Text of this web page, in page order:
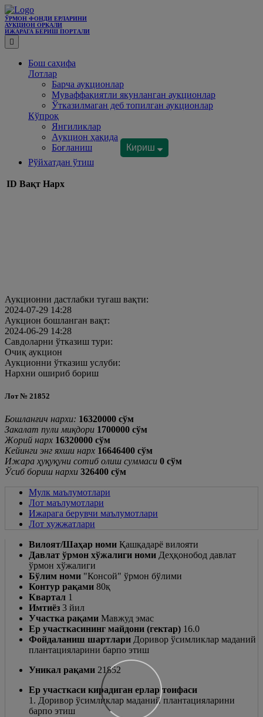
ЎРМОН ФОНДИ ЕРЛАРИНИ
АУКЦИОН ОРҚАЛИ
ИЖАРАГА БEРИШ ПОРТАЛИ
Бош саҳифа
Лотлар
Барча аукционлар
Муваффақиятли якунланган аукционлар
Ўтказилмаган деб топилган аукционлар
Кўпроқ
Янгиликлар
Аукцион ҳақида
Боғланиш
Кириш
Рўйхатдан ўтиш
ID Вақт Нарх
Аукционни дастлабки тугаш вақти:
2024-07-29 14:28
Аукцион бошланган вақт:
2024-06-29 14:28
Савдоларни ўтказиш тури:
Очиқ аукцион
Аукционни ўтказиш услуби:
Нархни ошириб бориш
Лот № 21852
Бошланғич нархи: 16320000 cўм
Закалат пули миқдори 1700000 cўм
Жорий нарх 16320000 cўм
Кейинги энг яхши нарх 16646400 cўм
Ижара ҳуқуқуни сотиб олиш суммаси 0 cўм
Ўсиб бориш нархи 326400 cўм
Мулк маълумотлари
Лот маълумотлари
Ижарага берувчи маълумотлари
Лот хужжатлари
Вилоят/Шаҳар номи Қашқадарё вилояти
Давлат ўрмон хўжалиги номи Деҳқонобод давлат
ўрмон хўжалиги
Бўлим номи "Консой" ўрмон бўлими
Контур рақами 80қ
Квартал 1
Имтиёз 3 йил
Участка рақами Мавжуд эмас
Ер участкасининг майдони (гектар) 16.0
Фойдаланиш шартлари Доривор ўсимликлар маданий
плантацияларини барпо этиш
Уникал рақами 21852
Ер участкаси кирадиган ерлар тоифаси
1. Доривор ўсимликлар маданий плантацияларини
барпо этиш